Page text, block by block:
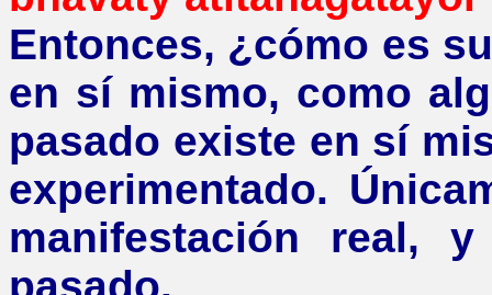
Entonces, ¿cómo es
en sí mismo, como
pasado existe en sí
experimentado.
manifestación